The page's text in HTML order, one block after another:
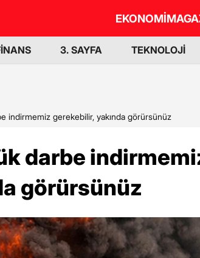
EKONOMİ
3. SAYFA TEKNOLOJİ
indirmemiz gerekebilir, yakında görürsünüz
darbe
görürsünüz